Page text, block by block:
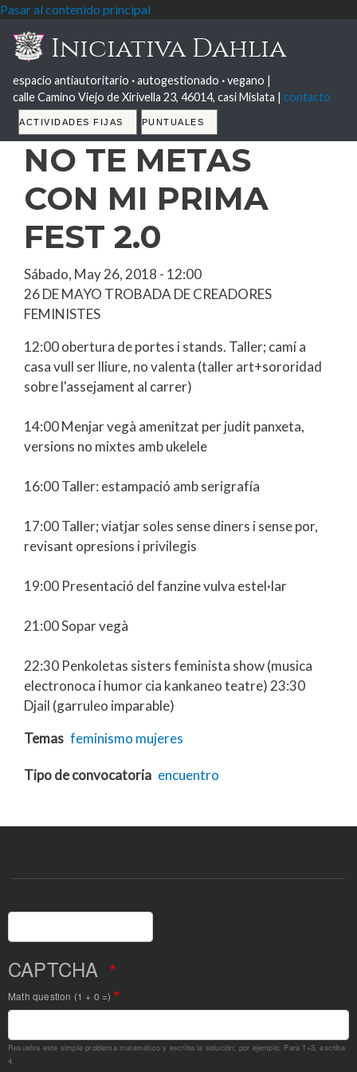
Pasar al contenido principal
Iniciativa Dahlia
espacio antiautoritario ·autogestionado ·vegano |
calle Camino Viejo de Xirivella 23, 46014, casi Mislata | contacto
Tabs
ACTIVIDADES FIJAS PUNTUALES
NO TE METAS
CON MI PRIMA
FEST 2.0
Sábado, May 26, 2018 - 12:00
26 DE MAYO TROBADA DE CREADORES
FEMINISTES
12:00 obertura de portes i stands. Taller; camí a
casa vull ser lliure, no valenta (taller art+sororidad
sobre l'assejament al carrer)
14:00 Menjar vegà amenitzat per judit panxeta,
versions no mixtes amb ukelele
16:00 Taller: estampació amb serigrafía
17:00 Taller; viatjar soles sense diners i sense por,
revisant opresions i privilegis
19:00 Presentació del fanzine vulva estel·lar
21:00 Sopar vegà
22:30 Penkoletas sisters feminista show (musica
electronoca i humor cia kankaneo teatre) 23:30
Djail (garruleo imparable)
Temas feminismo mujeres
Tipo de convocatoria encuentro
Buscar
CAPTCHA
Math question (1 + 0 =)
Resuelva este simple problema matemático y escriba la solución; por ejemplo: Para 1+3, escriba
4.